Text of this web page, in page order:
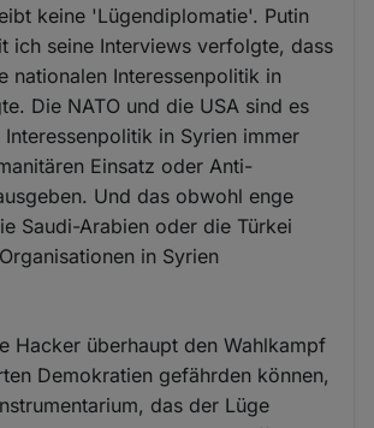
keine 'Lügendiplomatie'. Putin
ich seine Interviews verfolgte, dass
nationalen Interessenpolitik in
Die NATO und die USA sind es
in Syrien immer
Einsatz oder Anti-
Und das obwohl enge
Saudi-Arabien oder die Türkei
in Syrien
Hacker überhaupt den Wahlkampf
Demokratien gefährden können,
das der Lüge